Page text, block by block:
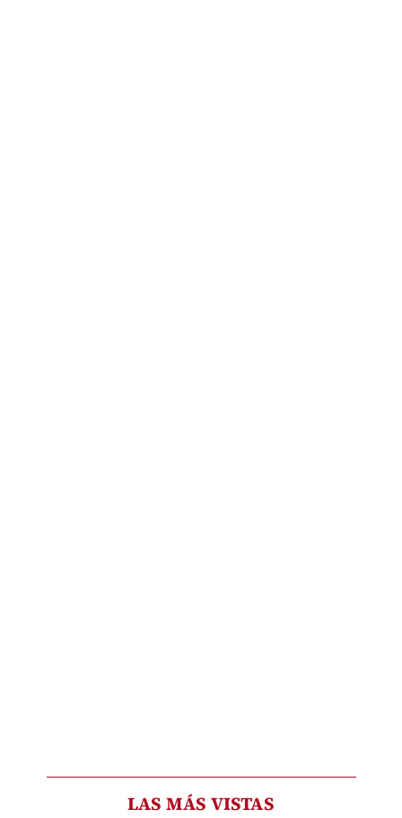
LAS MÁS VISTAS